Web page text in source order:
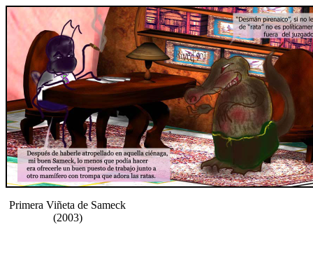
Primera Viñeta de Sameck
(2003)